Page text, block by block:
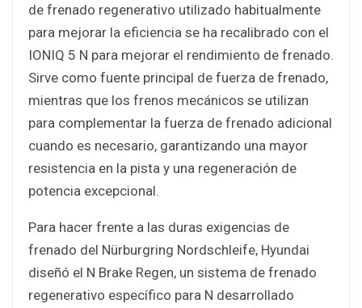
de frenado regenerativo utilizado habitualmente
para mejorar la eficiencia se ha recalibrado con el
IONIQ 5 N para mejorar el rendimiento de frenado.
Sirve como fuente principal de fuerza de frenado,
mientras que los frenos mecánicos se utilizan
para complementar la fuerza de frenado adicional
cuando es necesario, garantizando una mayor
resistencia en la pista y una regeneración de
potencia excepcional.
Para hacer frente a las duras exigencias de
frenado del Nürburgring Nordschleife, Hyundai
diseñó el N Brake Regen, un sistema de frenado
regenerativo específico para N desarrollado